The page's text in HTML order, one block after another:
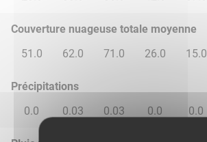
Couverture nuageuse totale moyenne
51.0
62.0 71.0 26.0 15.0
Précipitations
0.0
0.03 0.03 0.0 0.0